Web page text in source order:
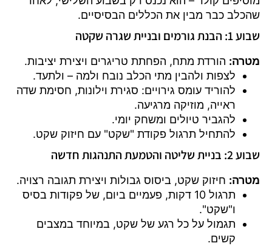
שהכלב כבר מבין את הכללים הבסיסיים.
שבוע 1: הבנת גורמים ובניית שגרה שקטה
מטרה: הורדת מתח, הפחתת טריגרים ויצירת יציבות.
לצפות ולהבין מתי הכלב נובח ולמה – ולתעד.
להוריד עומס גירויים: סגירת וילונות, חסימת שדה
ראייה, מוזיקה מרגיעה.
להגביר טיולים ומשחק יומי.
להתחיל תרגול פקודת "שקט" עם חיזוק שקט.
שבוע 2: בניית שליטה והטמעת התנהגות חדשה
מטרה: חיזוק שקט, ביסוס גבולות ויצירת תגובה רצויה.
תרגול 10 דקות, פעמיים ביום, של פקודות בסיס
ו"שקט".
תגמול על כל רגע של שקט, במיוחד במצבים
קשים.